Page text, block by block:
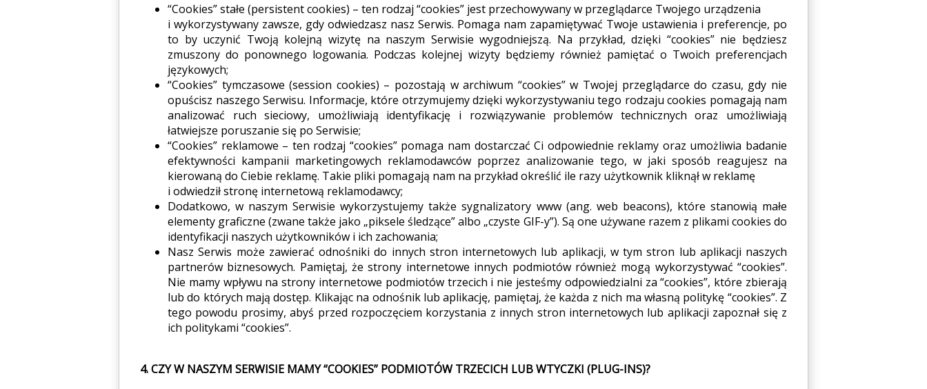
“Cookies” stałe (persistent cookies) – ten rodzaj “cookies” jest przechowywany w przeglądarce Twojego urządzenia
i wykorzystywany zawsze, gdy odwiedzasz nasz Serwis. Pomaga nam zapamiętywać Twoje ustawienia i preferencje, po
to by uczynić Twoją kolejną wizytę na naszym Serwisie wygodniejszą. Na przykład, dzięki “cookies” nie będziesz
zmuszony do ponownego logowania. Podczas kolejnej wizyty będziemy również pamiętać o Twoich preferencjach
językowych;
“Cookies” tymczasowe (session cookies) – pozostają w archiwum “cookies” w Twojej przeglądarce do czasu, gdy nie
opuścisz naszego Serwisu. Informacje, które otrzymujemy dzięki wykorzystywaniu tego rodzaju cookies pomagają nam
analizować ruch sieciowy, umożliwiają identyfikację i rozwiązywanie problemów technicznych oraz umożliwiają
łatwiejsze poruszanie się po Serwisie;
“Cookies” reklamowe – ten rodzaj “cookies” pomaga nam dostarczać Ci odpowiednie reklamy oraz umożliwia badanie
efektywności kampanii marketingowych reklamodawców poprzez analizowanie tego, w jaki sposób reagujesz na
kierowaną do Ciebie reklamę. Takie pliki pomagają nam na przykład określić ile razy użytkownik kliknął w reklamę
i odwiedził stronę internetową reklamodawcy;
Dodatkowo, w naszym Serwisie wykorzystujemy także sygnalizatory www (ang. web beacons), które stanowią małe
elementy graficzne (zwane także jako „piksele śledzące” albo „czyste GIF-y”). Są one używane razem z plikami cookies do
identyfikacji naszych użytkowników i ich zachowania;
Nasz Serwis może zawierać odnośniki do innych stron internetowych lub aplikacji, w tym stron lub aplikacji naszych
partnerów biznesowych. Pamiętaj, że strony internetowe innych podmiotów również mogą wykorzystywać “cookies”.
Nie mamy wpływu na strony internetowe podmiotów trzecich i nie jesteśmy odpowiedzialni za “cookies”, które zbierają
lub do których mają dostęp. Klikając na odnośnik lub aplikację, pamiętaj, że każda z nich ma własną politykę “cookies”. Z
tego powodu prosimy, abyś przed rozpoczęciem korzystania z innych stron internetowych lub aplikacji zapoznał się z
ich politykami “cookies”.
4. CZY W NASZYM SERWISIE MAMY “COOKIES” PODMIOTÓW TRZECICH LUB WTYCZKI (PLUG-INS)?